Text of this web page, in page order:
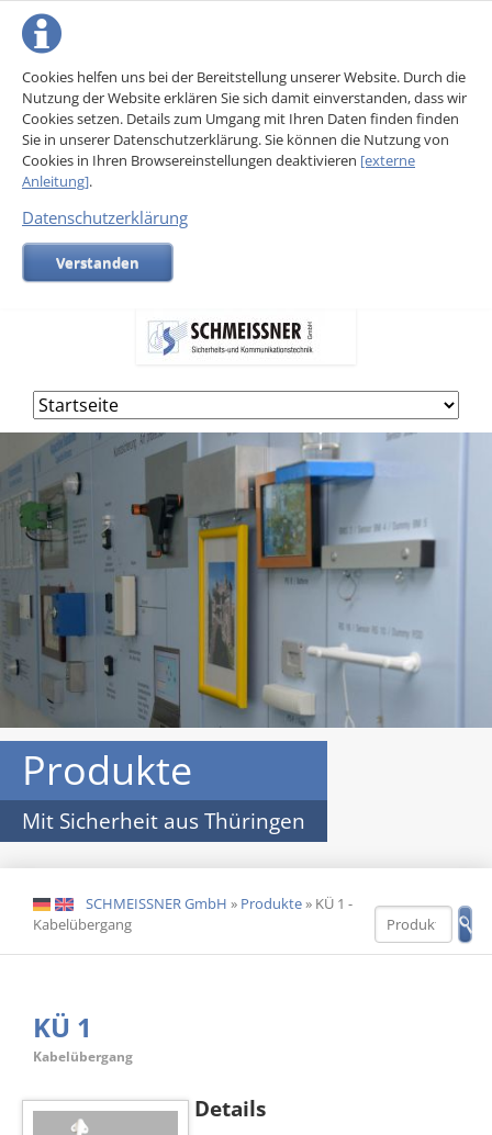
Cookies helfen uns bei der Bereitstellung unserer Website. Durch die
Nutzung der Website erklären Sie sich damit einverstanden, dass wir
Cookies setzen. Details zum Umgang mit Ihren Daten finden finden
Sie in unserer Datenschutzerklärung. Sie können die Nutzung von
Cookies in Ihren Browsereinstellungen deaktivieren [externe
Anleitung].
Datenschutzerklärung
Verstanden
Navigation
überspringen
Produkte
Mit Sicherheit aus Thüringen
DE EN SCHMEISSNER GmbH » Produkte» KÜ 1 -
Kabelübergang
KÜ 1
Kabelübergang
Details